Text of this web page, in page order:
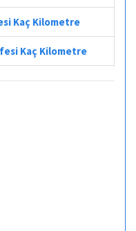
Kaç Kilometre
Kaç Kilometre